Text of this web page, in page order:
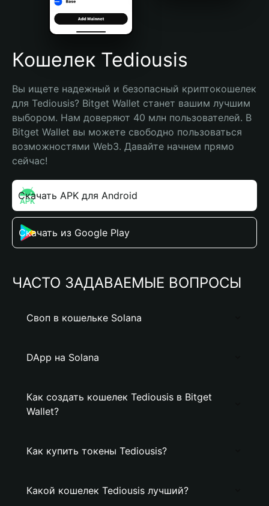
Português (Brasil)
Español (Argentina)
Кошелек Tediousis
Вы ищете надежный и безопасный криптокошелек
для Tediousis? Bitget Wallet станет вашим лучшим
выбором. Нам доверяют 40 млн пользователей. В
Bitget Wallet вы можете свободно пользоваться
возможностями Web3. Давайте начнем прямо
сейчас!
Скачать APK для Android
Скачать из Google Play
ЧАСТО ЗАДАВАЕМЫЕ ВОПРОСЫ
Своп в кошельке Solana
DApp на Solana
Как создать кошелек Tediousis в Bitget
Wallet?
Как купить токены Tediousis?
Какой кошелек Tediousis лучший?